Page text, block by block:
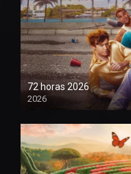
72 horas 2026
2026
1080P